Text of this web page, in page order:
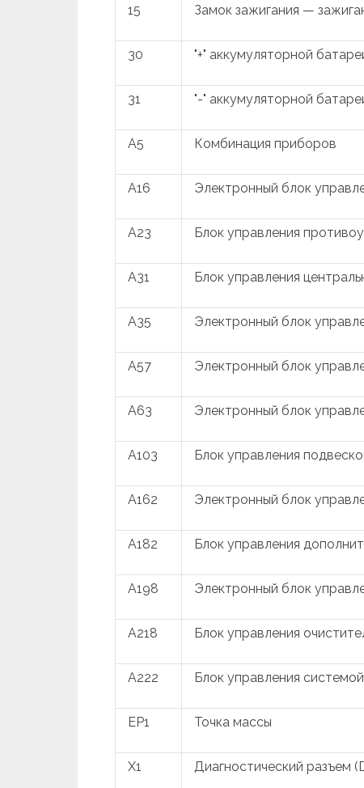
15 Замок зажигания —
30 "+" аккумуляторной
31 "-" аккумуляторной
A5 Комбинация приборов
A16 Электронный блок
A23 Блок управления
A31 Блок управления
A35 Электронный блок
A57 Электронный блок
A63 Электронный блок
A103 Блок управления
A162 Электронный блок
A182 Блок управления
A198 Электронный блок
A218 Блок управления
A222 Блок управления
EP1 Точка массы
X1 Диагностический разъем